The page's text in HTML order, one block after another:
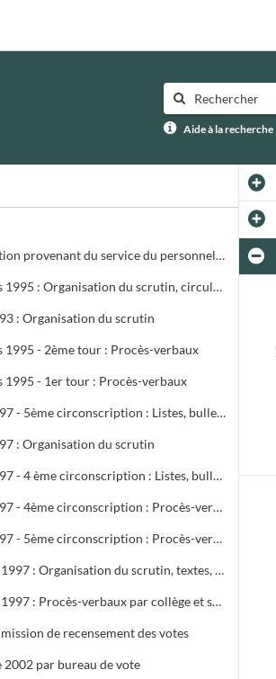
Aide à la recherche
Notes de service (collection provenant du service du personnel) ffffff
Elections présidentielles 1995 : Organisation du scrutin, circulaires, assesseurs, délégués, présidents de bureau de vote
: Organisation du scrutin
- 2ème tour : Procès-verbaux
1995 - 1er tour : Procès-verbaux
Elections législatives 1997 - 5ème circonscription : Listes, bulletins de vote, délégués et assesseurs
: Organisation du scrutin
Elections législatives 1997 - 4 ème circonscription : Listes, bulletins de vote, délégués et assesseurs
Elections législatives 1997 - 4ème circonscription : Procès-verbaux
Elections législatives 1997 - 5ème circonscription : Procès-verbaux
Elections Prud'homales 1997 : Organisation du scrutin, textes, représentants des organisations professionnelles et syndicales, délégués, bureaux de vote, tableaux de vote par correspondance
Elections Prud'homales 1997 : Procès-verbaux par collège et section
de recensement des votes
2002 par bureau de vote